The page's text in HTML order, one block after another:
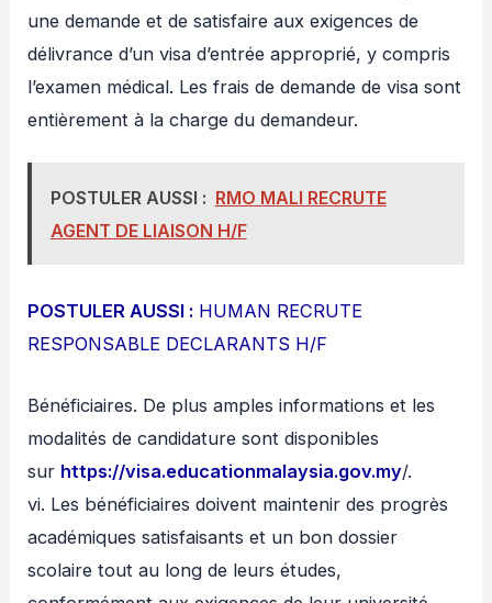
une demande et de satisfaire aux exigences de
délivrance d’un visa d’entrée approprié, y compris
l’examen médical. Les frais de demande de visa sont
entièrement à la charge du demandeur.
POSTULER AUSSI : RMO MALI RECRUTE
AGENT DE LIAISON H/F
POSTULER AUSSI : HUMAN RECRUTE
RESPONSABLE DECLARANTS H/F
Bénéficiaires. De plus amples informations et les
modalités de candidature sont disponibles
sur https://visa.educationmalaysia.gov.my/.
vi. Les bénéficiaires doivent maintenir des progrès
académiques satisfaisants et un bon dossier
scolaire tout au long de leurs études,